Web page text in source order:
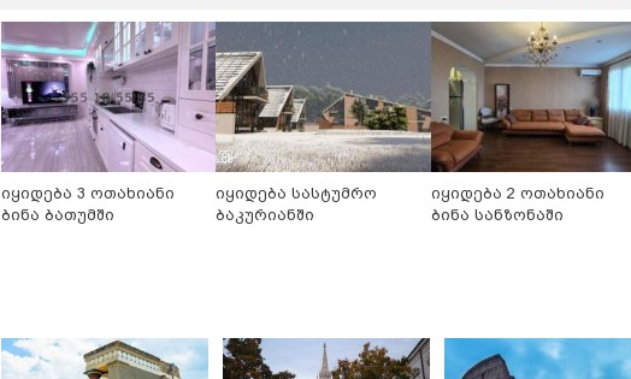
იყიდება 3 ოთახიანი
ბინა ბათუმში
იყიდება სასტუმრო
ბაკურიანში
იყიდება 2 ოთახიანი
ბინა სანზონაში